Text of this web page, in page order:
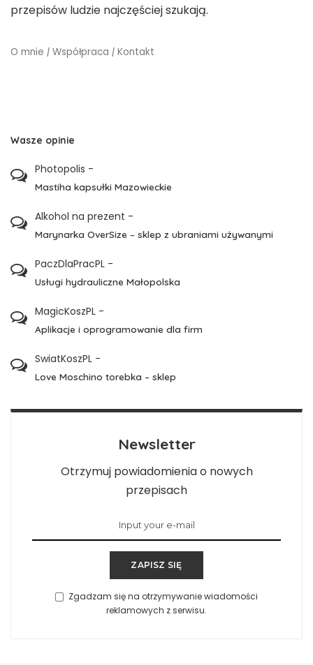
przepisów ludzie najczęściej szukają.
O mnie | Współpraca | Kontakt
Wasze opinie
Photopolis -
Mastiha kapsułki Mazowieckie
Alkohol na prezent -
Marynarka OverSize – sklep z ubraniami używanymi
PaczDlaPracPL -
Usługi hydrauliczne Małopolska
MagicKoszPL -
Aplikacje i oprogramowanie dla firm
SwiatKoszPL -
Love Moschino torebka – sklep
Newsletter
Otrzymuj powiadomienia o nowych
przepisach
ZAPISZ SIĘ
Zgadzam się na otrzymywanie wiadomości
reklamowych z serwisu.